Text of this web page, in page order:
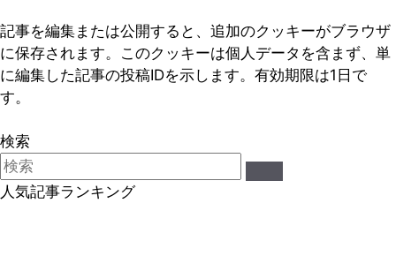
記事を編集または公開すると、追加のクッキーがブラウザ
に保存されます。このクッキーは個人データを含まず、単
に編集した記事の投稿IDを示します。有効期限は1日で
す。
検索
人気記事ランキング